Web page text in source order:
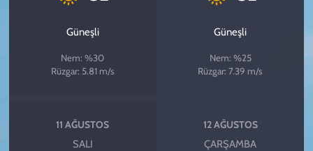
Güneşli
Nem: %30
Rüzgar: 5.81 m/s
Güneşli
Nem: %25
Rüzgar: 7.39 m/s
11 AĞUSTOS
SALI
12 AĞUSTOS
ÇARŞAMBA